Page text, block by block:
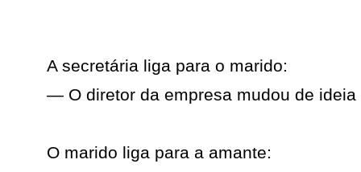
A secretária liga para o marido:
— O diretor da empresa mudou de
O marido liga para a amante: